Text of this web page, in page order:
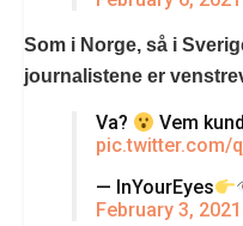
Som i Norge, så i
journalistene er
Va?
Vem
pic.twitter.com/
— InYourEyes
February 3, 2021